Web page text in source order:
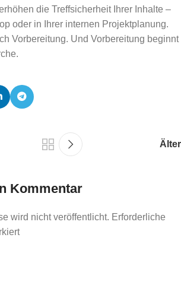
die Treffsicherheit Ihrer Inhalte –
oder in Ihrer internen Projektplanung.
Vorbereitung. Und Vorbereitung beginnt
Älter
Kommentar
wird nicht veröffentlicht. Erforderliche